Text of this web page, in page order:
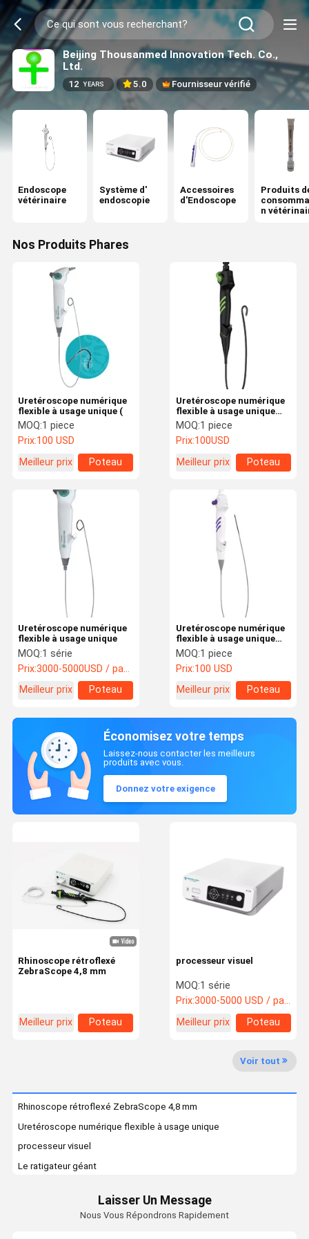
Beijing Thousanmed Innovation Tech. Co.,
Ltd.
12 YEARS 5.0 Fournisseur vérifié
Endoscope
vétérinaire
Système d'
endoscopie
Accessoires
d'Endoscope
Produits
n
Nos Produits Phares
Uretéroscope numérique
flexible à usage unique (
MOQ:1 piece
Prix:100 USD
Meilleur prix
Poteau
Uretéroscope numérique
flexible à usage unique
(6,6 Fr)
MOQ:1 piece
Prix:100USD
Meilleur prix
Poteau
Uretéroscope numérique
flexible à usage unique
MOQ:1 série
Prix:3000-5000USD / package
Meilleur prix
Poteau
Uretéroscope numérique
flexible à usage unique
(7.5F)
MOQ:1 piece
Prix:100 USD
Meilleur prix
Poteau
Économisez votre temps
Laissez-nous contacter les meilleurs
produits avec vous.
Donnez votre exigence
processeur visuel
MOQ:1 série
Prix:3000-5000 USD / package
Meilleur prix
Poteau
Rhinoscope rétroflexé
ZebraScope 4,8 mm
Meilleur prix
Poteau
Voir tout
Rhinoscope rétroflexé ZebraScope 4,8 mm
Uretéroscope numérique flexible à usage unique
processeur visuel
Le ratigateur géant
Uretéroscope numérique flexible à usage unique (6,6 Fr)
Laisser Un Message
Nous Vous Répondrons Rapidement